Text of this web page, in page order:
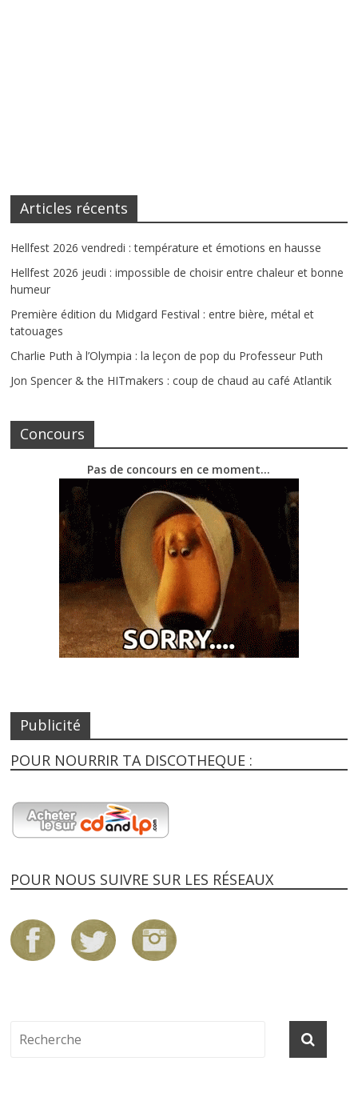
Articles récents
Hellfest 2026 vendredi : température et émotions en hausse
Hellfest 2026 jeudi : impossible de choisir entre chaleur et bonne
humeur
Première édition du Midgard Festival : entre bière, métal et
tatouages
Charlie Puth à l’Olympia : la leçon de pop du Professeur Puth
Jon Spencer & the HITmakers : coup de chaud au café Atlantik
Concours
Pas de concours en ce moment…
Publicité
POUR NOURRIR TA DISCOTHEQUE :
POUR NOUS SUIVRE SUR LES RÉSEAUX